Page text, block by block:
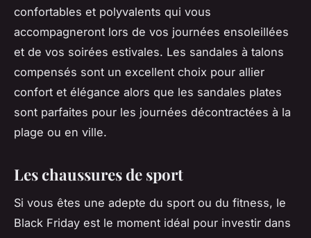
confortables et polyvalents qui vous
accompagneront lors de vos journées ensoleillées
et de vos soirées estivales. Les sandales à talons
compensés sont un excellent choix pour allier
confort et élégance alors que les sandales plates
sont parfaites pour les journées décontractées à la
plage ou en ville.
Les chaussures de sport
Si vous êtes une adepte du sport ou du fitness, le
Black Friday est le moment idéal pour investir dans